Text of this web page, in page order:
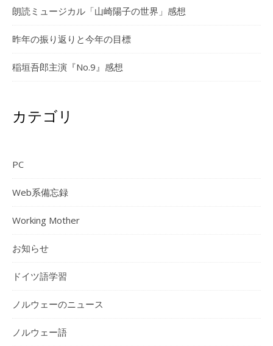
朗読ミュージカル「山崎陽子の世界」感想
昨年の振り返りと今年の目標
稲垣吾郎主演『No.9』感想
カテゴリ
PC
Web系備忘録
Working Mother
お知らせ
ドイツ語学習
ノルウェーのニュース
ノルウェー語